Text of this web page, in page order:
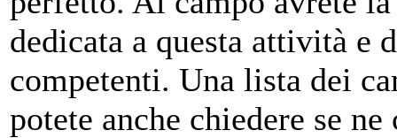
dedicata a questa attività e
competenti. Una lista dei
potete anche chiedere se